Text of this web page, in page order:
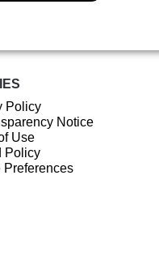
Policy
Notice
Use
Policy
Preferences